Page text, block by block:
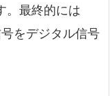
。最終的には
をデジタル信号